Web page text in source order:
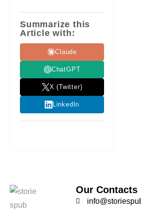
Summarize this
Article with:
Claude
ChatGPT
X (Twitter)
LinkedIn
Our Contacts